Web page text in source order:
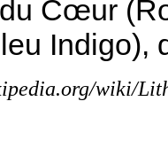
Cœur
Indigo),
wiki/